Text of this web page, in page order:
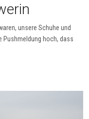
unsere Schuhe und
Pushmeldung hoch, dass